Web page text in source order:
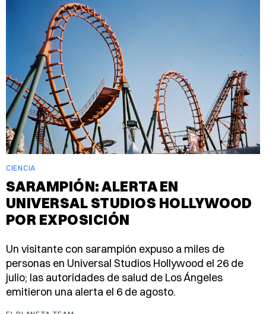
CIENCIA
SARAMPIÓN: ALERTA EN
UNIVERSAL STUDIOS HOLLYWOOD
POR EXPOSICIÓN
Un visitante con sarampión expuso a miles de
personas en Universal Studios Hollywood el 26 de
julio; las autoridades de salud de Los Ángeles
emitieron una alerta el 6 de agosto.